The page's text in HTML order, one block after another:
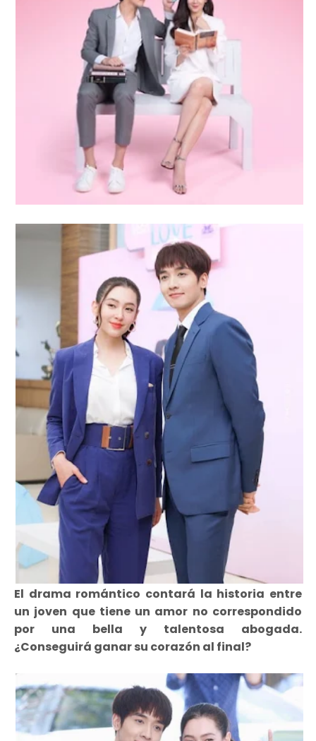
El drama romántico contará la historia entre
un joven que tiene un amor no correspondido
por una bella y talentosa abogada.
¿Conseguirá ganar su corazón al final?